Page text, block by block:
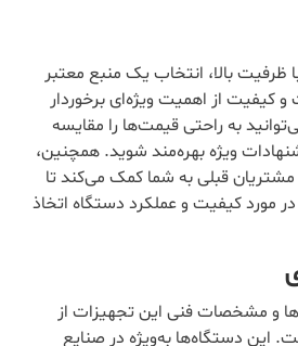
ظرفیت بالا، انتخاب یک منبع معتبر
کیفیت از اهمیت ویژه‌ای برخوردار
به راحتی قیمت‌ها را مقایسه
ویژه بهره‌مند شوید. همچنین،
مشتریان قبلی به شما کمک می‌کند تا
مورد کیفیت و عملکرد دستگاه اتخاذ
و مشخصات فنی این تجهیزات از
این دستگاه‌ها به‌ویژه در صنایع